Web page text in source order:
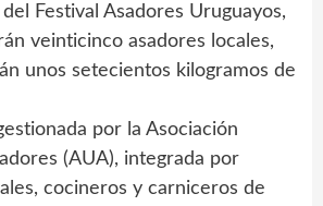
Festival Asadores Uruguayos,
veinticinco asadores locales,
unos setecientos kilogramos de
por la Asociación
(AUA), integrada por
cocineros y carniceros de